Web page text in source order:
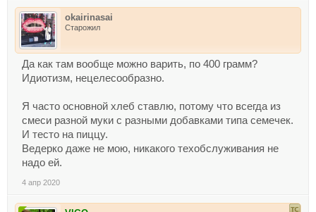
okairinasai
Старожил
Да как там вообще можно варить, по 400 грамм?
Идиотизм, нецелесообразно.
Я часто основной хлеб ставлю, потому что всегда из
смеси разной муки с разными добавками типа семечек.
И тесто на пиццу.
Ведерко даже не мою, никакого техобслуживания не
надо ей.
4 апр 2020